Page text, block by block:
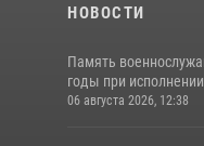
НОВОСТИ
Память
годы при
06 августа 2026, 12:38